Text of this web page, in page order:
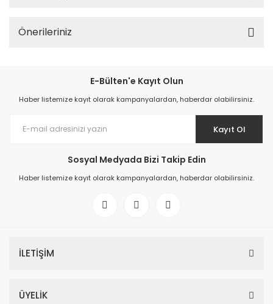
Önerileriniz
E-Bülten'e Kayıt Olun
Haber listemize kayıt olarak kampanyalardan, haberdar olabilirsiniz.
Kayıt Ol
Sosyal Medyada Bizi Takip Edin
Haber listemize kayıt olarak kampanyalardan, haberdar olabilirsiniz.
İLETİŞİM
ÜYELİK